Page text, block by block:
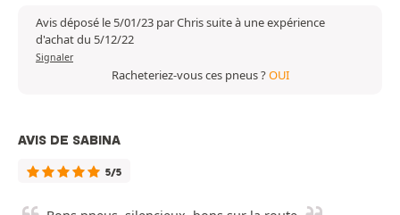
Avis déposé le 5/01/23 par Chris suite à une expérience
d'achat du 5/12/22
Signaler
Racheteriez-vous ces pneus ?OUI
AVIS DE SABINA
5/5